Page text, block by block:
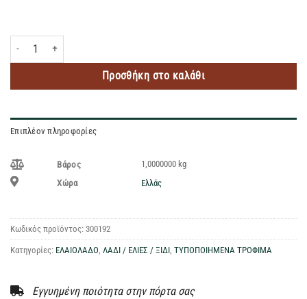
TERRA CRETA ΠΑΡΘΕΝΟ ΕΛΑΙΟΛΑΔΟ ΠΟΠ ΚΟΛΥΜΒΑΡΙ ΧΑΝΙΩΝ 1LT
Προσθήκη στο καλάθι
Επιπλέον πληροφορίες
Βάρος
1,0000000 kg
Χώρα
Ελλάς
Κωδικός προϊόντος: 300192
Κατηγορίες: ΕΛΑΙΟΛΑΔΟ, ΛΑΔΙ / ΕΛΙΕΣ / ΞΙΔΙ, ΤΥΠΟΠΟΙΗΜΕΝΑ ΤΡΟΦΙΜΑ
Εγγυημένη ποιότητα στην πόρτα σας